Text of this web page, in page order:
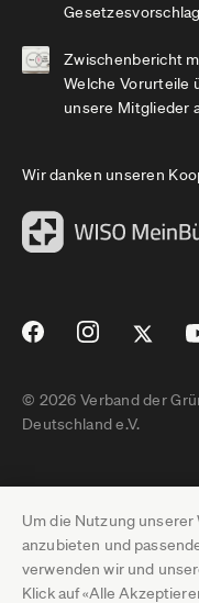
Um die Nutzung unserer
anzubieten und
verwenden wir und
Klick auf «Alle
Gesetzesvorschlag
Zwischenbericht
Welche Vorurteile
unsere Mitglieder
Wir danken unseren
© 2026 Verband der
Deutschland e.V.
Impressum
Datenschutz
Pressebereich